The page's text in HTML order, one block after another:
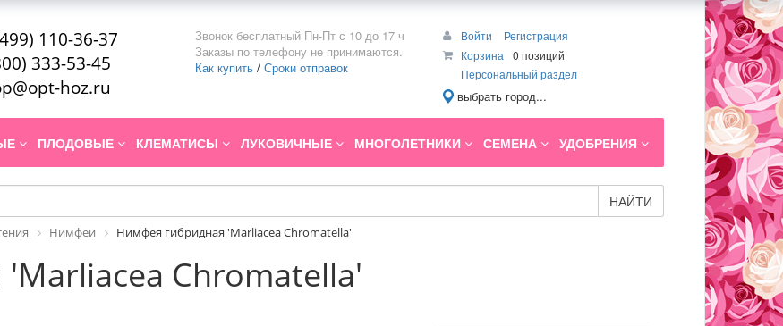
110-36-37
333-53-45
hoz.ru
Звонок бесплатный Пн-Пт с 10 до 17 ч
Заказы по телефону не принимаются.
Как купить / Сроки отправок
Войти
Регистрация
Корзина
0 позиций
Персональный раздел
выбрать город...
ПЛОДОВЫЕ КЛЕМАТИСЫ ЛУКОВИЧНЫЕ МНОГОЛЕТНИКИ СЕМЕНА УДОБРЕНИЯ
НАЙТИ
Нимфеи Нимфея гибридная 'Marliacea Chromatella'
Chromatella'